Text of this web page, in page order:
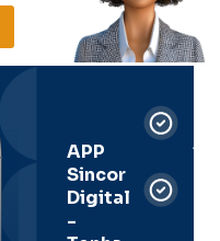
APP
Sincor
Digital
-